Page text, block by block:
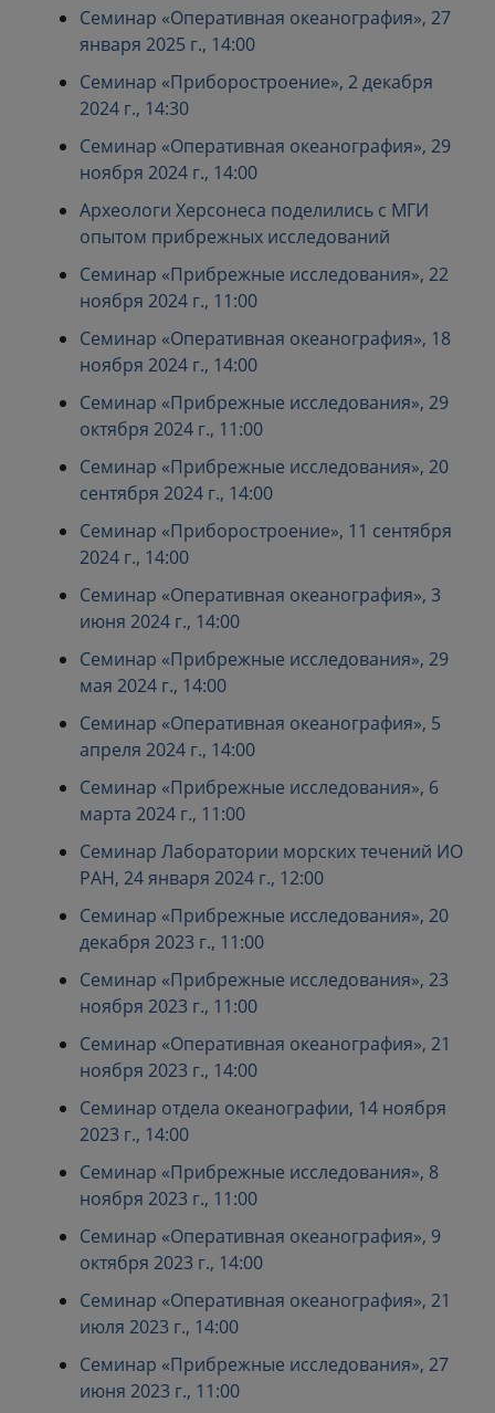
Семинар «Оперативная океанография», 27
января 2025 г., 14:00
Семинар «Приборостроение», 2 декабря
2024 г., 14:30
Семинар «Оперативная океанография», 29
ноября 2024 г., 14:00
Археологи Херсонеса поделились с МГИ
опытом прибрежных исследований
Семинар «Прибрежные исследования», 22
ноября 2024 г., 11:00
Семинар «Оперативная океанография», 18
ноября 2024 г., 14:00
Семинар «Прибрежные исследования», 29
октября 2024 г., 11:00
Семинар «Прибрежные исследования», 20
сентября 2024 г., 14:00
Семинар «Приборостроение», 11 сентября
2024 г., 14:00
Семинар «Оперативная океанография», 3
июня 2024 г., 14:00
Семинар «Прибрежные исследования», 29
мая 2024 г., 14:00
Семинар «Оперативная океанография», 5
апреля 2024 г., 14:00
Семинар «Прибрежные исследования», 6
марта 2024 г., 11:00
Семинар Лаборатории морских течений ИО
РАН, 24 января 2024 г., 12:00
Семинар «Прибрежные исследования», 20
декабря 2023 г., 11:00
Семинар «Прибрежные исследования», 23
ноября 2023 г., 11:00
Семинар «Оперативная океанография», 21
ноября 2023 г., 14:00
Семинар отдела океанографии, 14 ноября
2023 г., 14:00
Семинар «Прибрежные исследования», 8
ноября 2023 г., 11:00
Семинар «Оперативная океанография», 9
октября 2023 г., 14:00
Семинар «Оперативная океанография», 21
июля 2023 г., 14:00
Семинар «Прибрежные исследования», 27
июня 2023 г., 11:00